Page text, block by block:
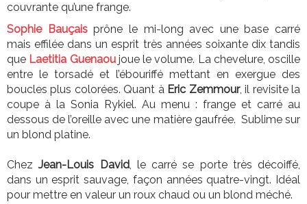
couvrante qu’une frange.
Sophie Bauçaisprône le mi-long avec une base carré
mais effilée dans un esprit très années soixante dix tandis
que Laetitia Guenaoujoue le volume. La chevelure, oscille
entre le torsadé et l’ébouriffé mettant en exergue des
boucles plus colorées. Quant à Eric Zemmour, il revisite la
coupe à la Sonia Rykiel. Au menu : frange et carré au
dessous de l’oreille avec une matière gaufrée. Sublime sur
un blond platine.
ChezJean-Louis David, le carré se porte très décoiffé,
dans un esprit sauvage, façon années quatre-vingt. Idéal
pour mettre en valeur un roux chaud ou un blond méché.